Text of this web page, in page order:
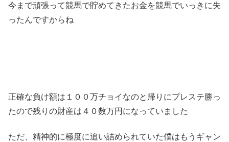
今まで頑張って競馬で貯めてきたお金を競馬でいっきに失
ったんですからね
正確な負け額は１００万チョイなのと帰りにプレステ勝っ
たので残りの財産は４０数万円になっていました
ただ、精神的に極度に追い詰められていた僕はもうギャン